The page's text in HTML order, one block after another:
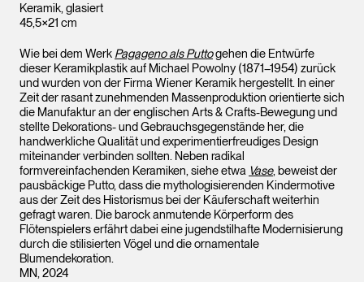
Keramik, glasiert
45,5×21 cm
Wie bei dem Werk Pagageno als Puttogehen die Entwürfe
dieser Keramikplastik auf Michael Powolny (1871–1954) zurück
und wurden von der Firma Wiener Keramik hergestellt. In einer
Zeit der rasant zunehmenden Massenproduktion orientierte sich
die Manufaktur an der englischen Arts & Crafts-Bewegung und
stellte Dekorations- und Gebrauchsgegenstände her, die
handwerkliche Qualität und experimentierfreudiges Design
miteinander verbinden sollten. Neben radikal
formvereinfachenden Keramiken, siehe etwa Vase, beweist der
pausbäckige Putto, dass die mythologisierenden Kindermotive
aus der Zeit des Historismus bei der Käuferschaft weiterhin
gefragt waren. Die barock anmutende Körperform des
Flötenspielers erfährt dabei eine jugendstilhafte Modernisierung
durch die stilisierten Vögel und die ornamentale
Blumendekoration.
MN, 2024